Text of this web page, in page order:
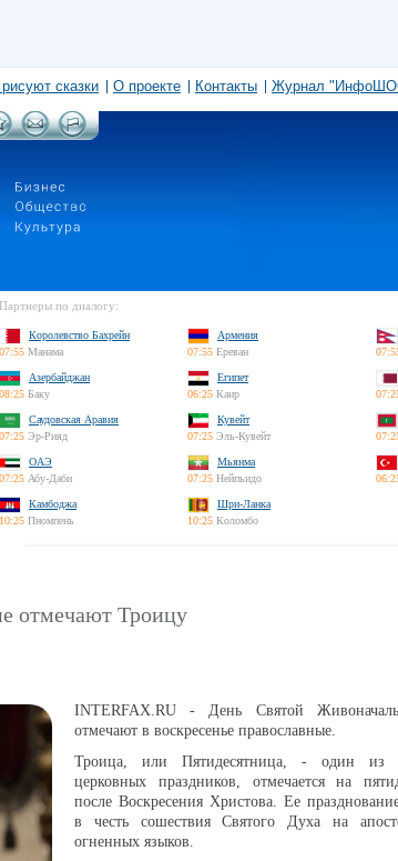
сказки О проекте Контакты Журнал
Партнеры по диалогу:
Королевство Бахрейн
07:55 Манама
Армения
07:55 Ереван
Азербайджан
08:25 Баку
Египет
06:25 Каир
Саудовская Аравия
07:25 Эр-Рияд
Кувейт
07:25 Эль-Кувейт
ОАЭ
07:25 Абу-Даби
Мьянма
07:25 Нейпьидо
Камбоджа
10:25 Пномпень
Шри-Ланка
10:25 Коломбо
отмечают Троицу
INTERFAX.RU - День Святой
отмечают в воскресенье православные.
Троица, или Пятидесятница, - один из
церковных праздников, отмечается на
после Воскресения Христова. Ее
в честь сошествия Святого Духа на
огненных языков.